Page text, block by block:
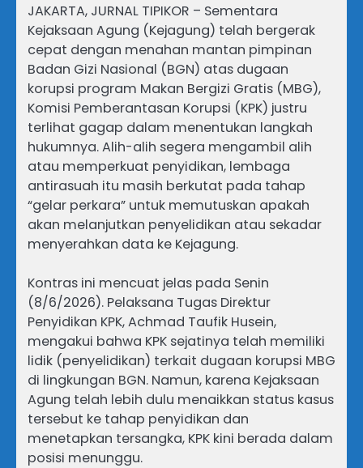
JAKARTA, JURNAL TIPIKOR – Sementara
Kejaksaan Agung (Kejagung) telah bergerak
cepat dengan menahan mantan pimpinan
Badan Gizi Nasional (BGN) atas dugaan
korupsi program Makan Bergizi Gratis (MBG),
Komisi Pemberantasan Korupsi (KPK) justru
terlihat gagap dalam menentukan langkah
hukumnya. Alih-alih segera mengambil alih
atau memperkuat penyidikan, lembaga
antirasuah itu masih berkutat pada tahap
“gelar perkara” untuk memutuskan apakah
akan melanjutkan penyelidikan atau sekadar
menyerahkan data ke Kejagung.
Kontras ini mencuat jelas pada Senin
(8/6/2026). Pelaksana Tugas Direktur
Penyidikan KPK, Achmad Taufik Husein,
mengakui bahwa KPK sejatinya telah memiliki
lidik (penyelidikan) terkait dugaan korupsi MBG
di lingkungan BGN. Namun, karena Kejaksaan
Agung telah lebih dulu menaikkan status kasus
tersebut ke tahap penyidikan dan
menetapkan tersangka, KPK kini berada dalam
posisi menunggu.